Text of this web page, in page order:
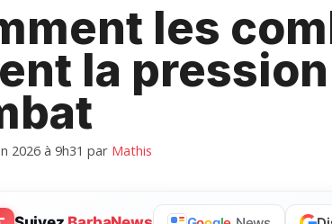
les
la
2026 à 9h31 par Mathis